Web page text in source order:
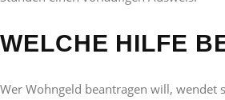
WELCHE HILFE
Wer Wohngeld beantragen will, wendet